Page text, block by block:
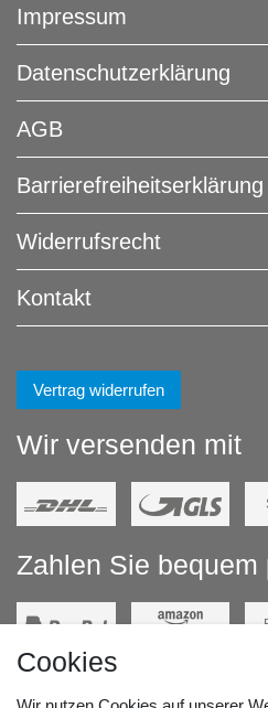
Impressum
Daten­schutz­erklärung
AGB
Barrierefreiheitserklärung
Widerrufs­recht
Kontakt
Vertrag widerrufen
Wir versenden mit
Zahlen Sie bequem
Cookies